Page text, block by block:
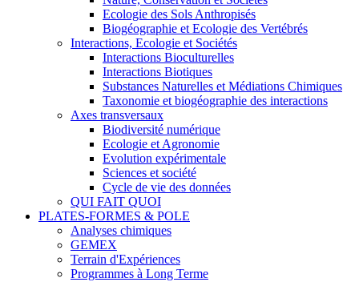
Ecologie des Sols Anthropisés
Biogéographie et Ecologie des Vertébrés
Interactions, Ecologie et Sociétés
Interactions Bioculturelles
Interactions Biotiques
Substances Naturelles et Médiations Chimiques
Taxonomie et biogéographie des interactions
Axes transversaux
Biodiversité numérique
Ecologie et Agronomie
Evolution expérimentale
Sciences et société
Cycle de vie des données
QUI FAIT QUOI
PLATES-FORMES & POLE
Analyses chimiques
GEMEX
Terrain d'Expériences
Programmes à Long Terme